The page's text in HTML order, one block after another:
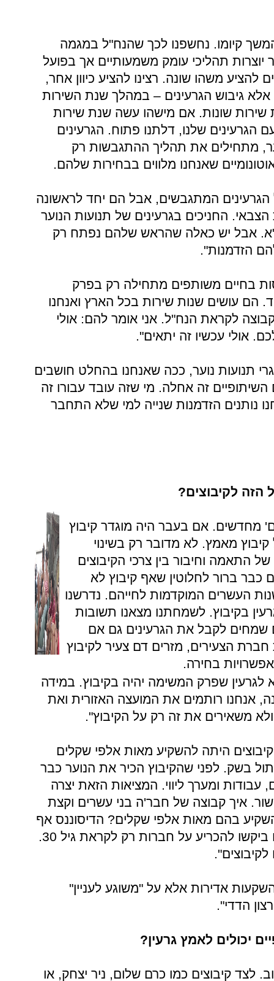
קיומו. נחשפנו לכך שהנח"ל במגמה
תהליכי עומק משמעותיים אך בפועל
להציע משהו שונה. רצינו להציע כיוון אחר,
גיבוש הגרעינים – במהלך שנת השירות
שונות. אם מישהו עשה שנת שירות
שלנו, דלתנו פתוח. הגרעינים
מתחילים את תהליך ההתגבשות רק
שאנחנו מלווים בבחירות שלהם.
המתגבשים, אבל הם יחד לראשונה
החניכים בגרעינים של תנועות הנוער
י"א. אבל יש כאלה שהראש שלהם נפתח רק
הזדמנות".
בחיים משותפים מתחילה רק בפרק
עושים שנות שירות בכל הארץ ואנחנו
קבוצה לקראת הנח"ל. אני אומר להם: אולי
אולי עכשיו זה יתאים".
תנועות נוער, ככה שאנחנו בהחלט חושבים
זה אחלה. מי שזה עובד עבורו זה
נותנים הזדמנות שנייה למי שלא התחבר
לקיבוצים?
מחדשים. אם בעבר היה מוגדר קיבוץ
קיבוץ מאמץ. לא מדובר רק בשינוי
התאמה וחיבור בין צרכי הקיבוצים
כבר ברור לחלוטין שאף קיבוץ לא
20 חבר'ה בשנות העשרים המוקדמות לחייהם. נדרשנו
בקיבוץ. לשמחתנו מצאנו תשובות
שמחים לקבל את הגרעינים גם אם
הצעירים, מזרים דם צעיר לקיבוץ
בחירה.
לגרעין שפרק המשימה יהיה בקיבוץ. במידה
אנחנו רותמים את המועצה האזורית ואת
משאירים את זה רק על הקיבוץ".
היתה להשקיע מאות אלפי שקלים
בעצם היה חתול בשק. לפני שהקיבוץ הכיר את הנוער כבר
עבודות ומערך ליווי. המציאות הזאת יצרה
איך קבוצה של חבר'ה בני עשרים וקצת
בהם מאות אלפי שקלים? הדיסוננס אף
היה רחב יותר כי מבני הקיבוץ עצמו ביקשו להכריע על חברות רק לקראת גיל 30.
לקיבוצים".
אדירות אלא על "משוגע לעניין"
הדדי".
יכולים לאמץ גרעין?
לצד קיבוצים כמו כרם שלום, ניר יצחק, או